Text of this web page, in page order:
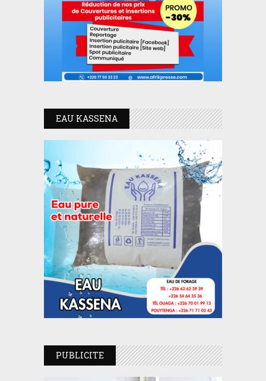
EAU KASSENA
PUBLICITE